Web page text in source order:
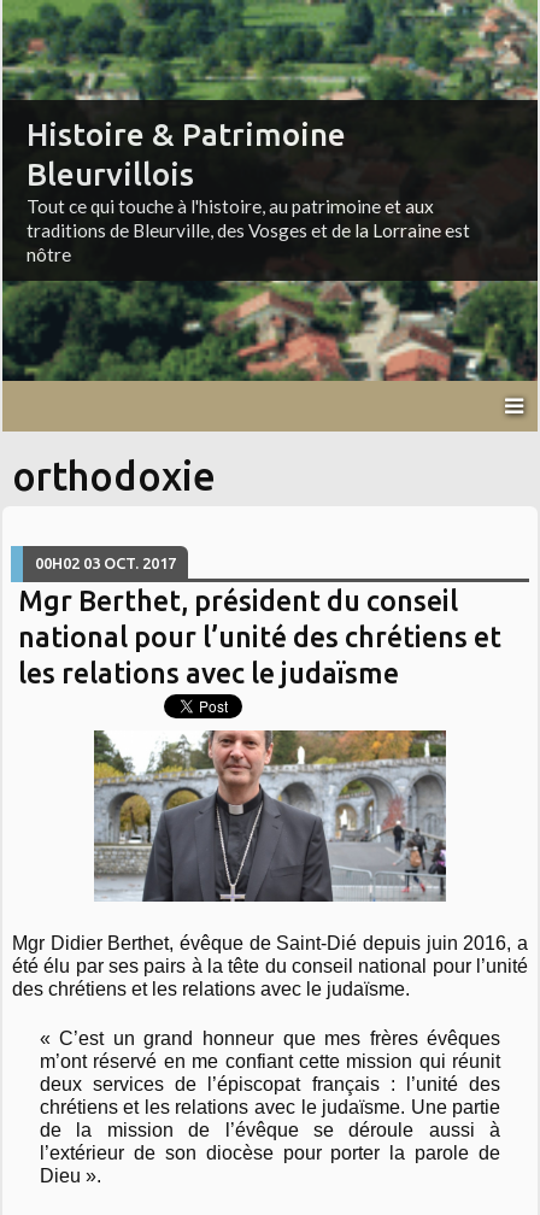
Histoire & Patrimoine
Bleurvillois
Tout ce qui touche à l'histoire, au patrimoine et aux
traditions de Bleurville, des Vosges et de la Lorraine est
nôtre
orthodoxie
00H02 03 OCT. 2017
Mgr Berthet, président du conseil
national pour l’unité des chrétiens et
les relations avec le judaïsme
Mgr Didier Berthet, évêque de Saint-Dié depuis juin 2016, a
été élu par ses pairs à la tête du conseil national pour l’unité
des chrétiens et les relations avec le judaïsme.
« C’est un grand honneur que mes frères évêques
m’ont réservé en me confiant cette mission qui réunit
deux services de l’épiscopat français : l’unité des
chrétiens et les relations avec le judaïsme. Une partie
de la mission de l’évêque se déroule aussi à
l’extérieur de son diocèse pour porter la parole de
Dieu ».